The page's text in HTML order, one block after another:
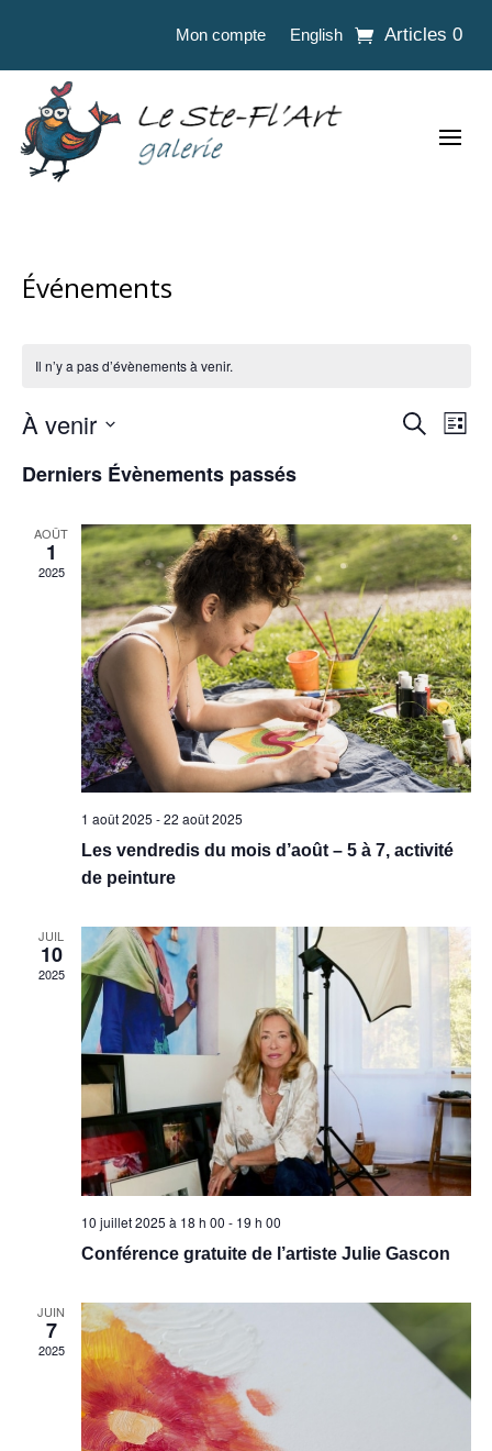
Mon compte English Articles 0
Événements
Il n’y a pas d’évènements à venir.
de
vues
Recherche
Liste
À venir
une
Derniers Évènements passés
AOÛT
1
2025
1 août 2025 -22 août 2025
Les vendredis du mois d’août – 5 à 7, activité
de peinture
JUIL
10
2025
10 juillet 2025 à 18 h 00 - 19 h 00
Conférence gratuite de l’artiste Julie Gascon
JUIN
7
2025